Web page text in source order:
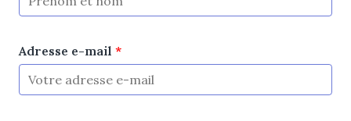
Adresse e-mail *